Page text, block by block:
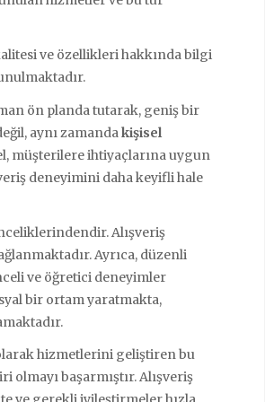
ve özellikleri hakkında bilgi
ön planda tutarak, geniş bir
aynı zamanda kişisel
müşterilere ihtiyaçlarına uygun
deneyimini daha keyifli hale
Alışveriş
Ayrıca, düzenli
ve öğretici deneyimler
bir ortam yaratmakta,
hizmetlerini geliştiren bu
olmayı başarmıştır. Alışveriş